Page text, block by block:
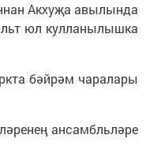
Акхуҗа авылында
юл кулланылышка
бәйрәм чаралары
ансамбльләре